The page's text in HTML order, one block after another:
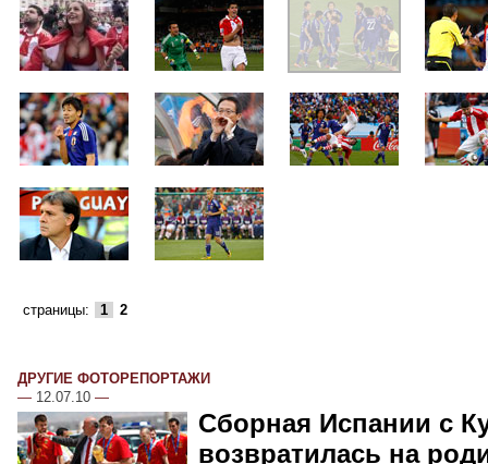
страницы: 1 2
ДРУГИЕ ФОТОРЕПОРТАЖИ
— 12.07.10 —
Сборная Испании с
возвратилась на